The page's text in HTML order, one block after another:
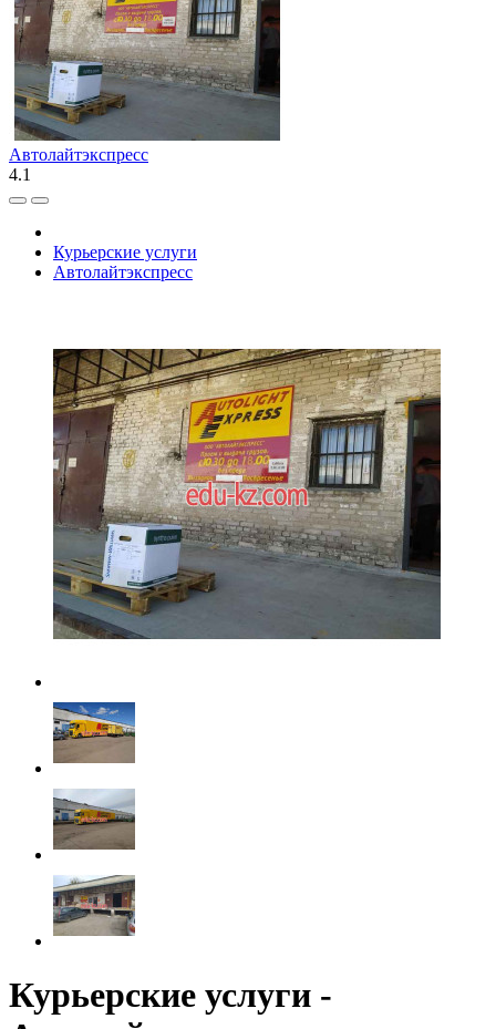
Автолайтэкспресс
4.1
Курьерские услуги
Автолайтэкспресс
Курьерские услуги -